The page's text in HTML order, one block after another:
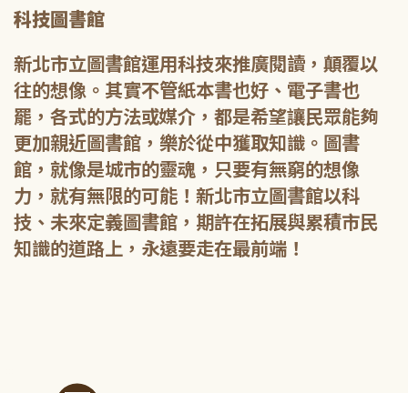
科技圖書館
新北市立圖書館運用科技來推廣閱讀，顛覆以
往的想像。其實不管紙本書也好、電子書也
罷，各式的方法或媒介，都是希望讓民眾能夠
更加親近圖書館，樂於從中獲取知識。圖書
館，就像是城市的靈魂，只要有無窮的想像
力，就有無限的可能！新北市立圖書館以科
技、未來定義圖書館，期許在拓展與累積市民
知識的道路上，永遠要走在最前端！